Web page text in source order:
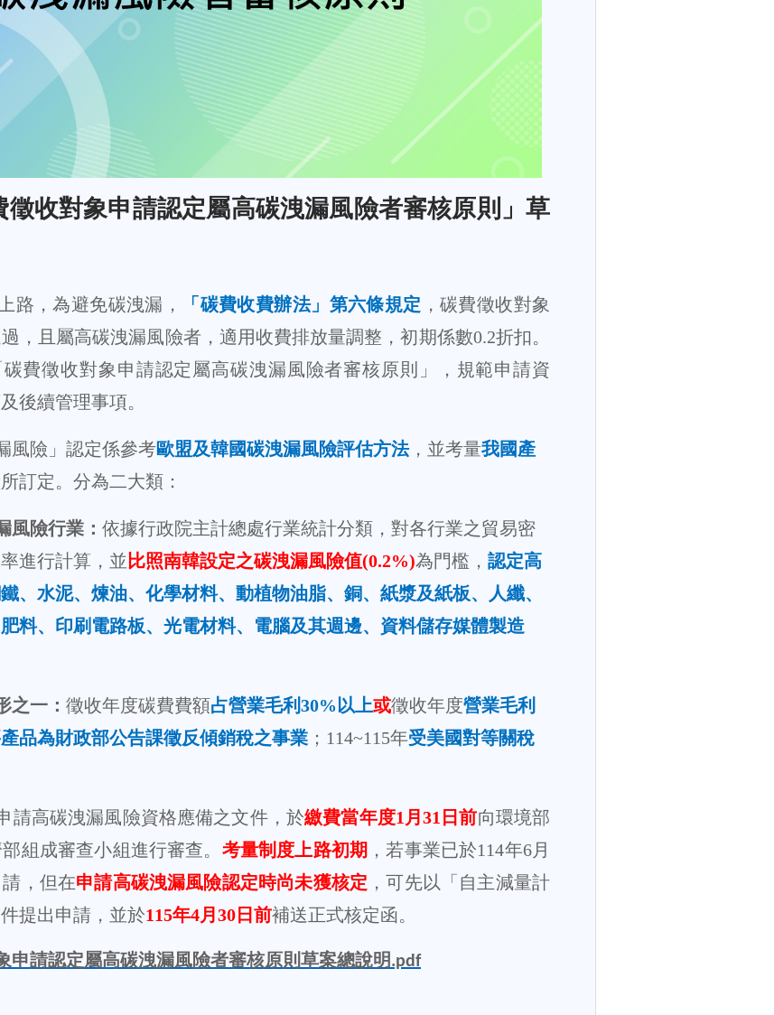
徵收對象申請認定屬高碳洩漏風險者審核原則」草
路，為避免碳洩漏， 「碳費收費辦法」第六條規定 ，碳費徵收對象
，且屬高碳洩漏風險者，適用收費排放量調整，初期係數0.2折扣。
費徵收對象申請認定屬高碳洩漏風險者審核原則」，規範申請資
後續管理事項。
風險」認定係參考歐盟及韓國碳洩漏風險評估方法，並考量我國產
訂定。分為二大類：
風險行業： 依據行政院主計總處行業統計分類，對各行業之貿易密
進行計算，並 比照南韓設定之碳洩漏風險值(0.2%)為門檻， 認定高
、水泥、煉油、化學材料、動植物油脂、銅、紙漿及紙板、人纖、
料、印刷電路板、光電材料、電腦及其週邊、資料儲存媒體製造
之一： 徵收年度碳費費額占營業毛利30% 以上或徵收年度營業毛利
品為財政部公告課徵反傾銷稅之事業 ； 114~115年受美國對等關稅
請高碳洩漏風險資格應備之文件，於繳費當年度1 月31 日前向環境部
組成審查小組進行審查。 考量制度上路初期 ，若事業已於114年6月
，但在申請高碳洩漏風險認定時尚未獲核定 ，可先以「自主減量計
提出申請，並於115年4月 30 日前補送正式核定函。
申請認定屬高碳洩漏風險者審核原則草案總說明 .pdf